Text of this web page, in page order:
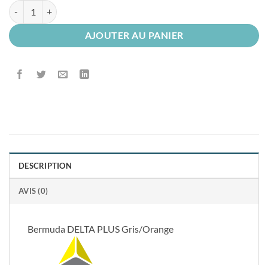
quantité de Bermuda Mach 2 stretch Delta Plus
AJOUTER AU PANIER
DESCRIPTION
AVIS (0)
Bermuda DELTA PLUS Gris/Orange